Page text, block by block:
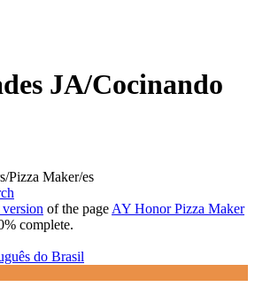
JA/Cocinando
Pizza Maker/es
of the page AY Honor Pizza Maker
complete.
do Brasil